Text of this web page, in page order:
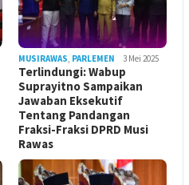
MUSIRAWAS, PARLEMEN 3 Mei 2025
Terlindungi: Wabup
Suprayitno Sampaikan
Jawaban Eksekutif
Tentang Pandangan
Fraksi-Fraksi DPRD Musi
Rawas